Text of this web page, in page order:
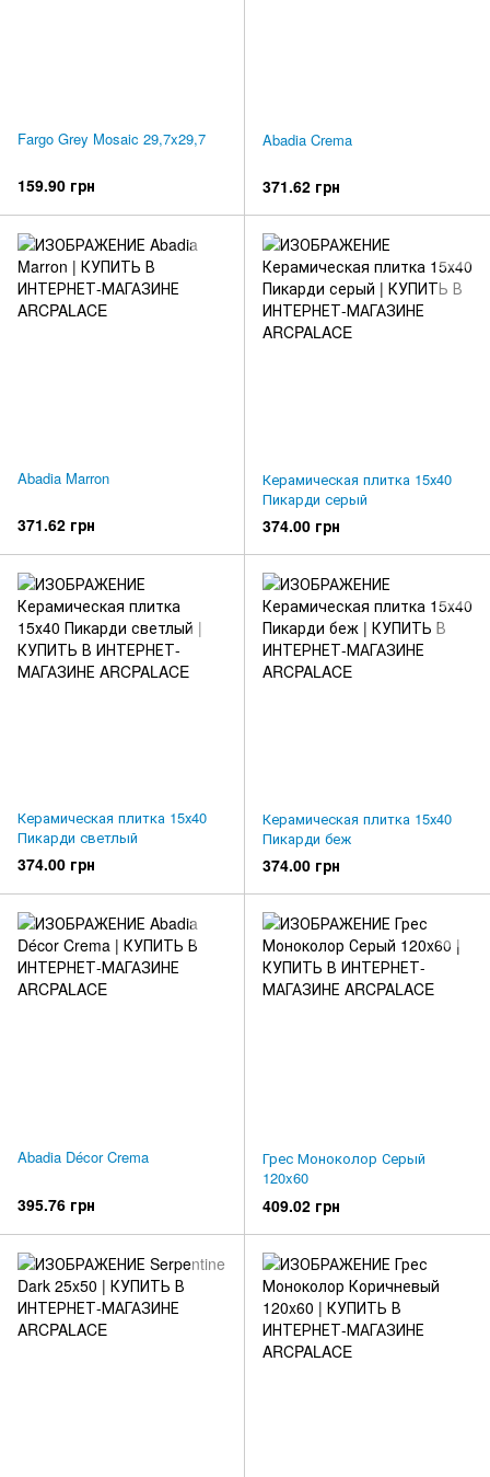
Fargo Grey Mosaic 29,7x29,7
159.90 грн
Abadia Crema
371.62 грн
Abadia Marron
371.62 грн
Керамическая плитка 15х40
Пикарди серый
374.00 грн
Керамическая плитка 15х40
Пикарди светлый
374.00 грн
Керамическая плитка 15х40
Пикарди беж
374.00 грн
Abadia Décor Crema
395.76 грн
Грес Моноколор Серый
120x60
409.02 грн